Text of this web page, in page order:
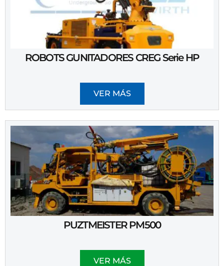
ROBOTS GUNITADORES CREG Serie HP
VER MÁS
PUZTMEISTER PM500
VER MÁS